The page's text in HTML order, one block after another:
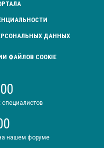
ДАННЫХ
ФАЙЛОВ COOKIE
специалистов
нашем форуме